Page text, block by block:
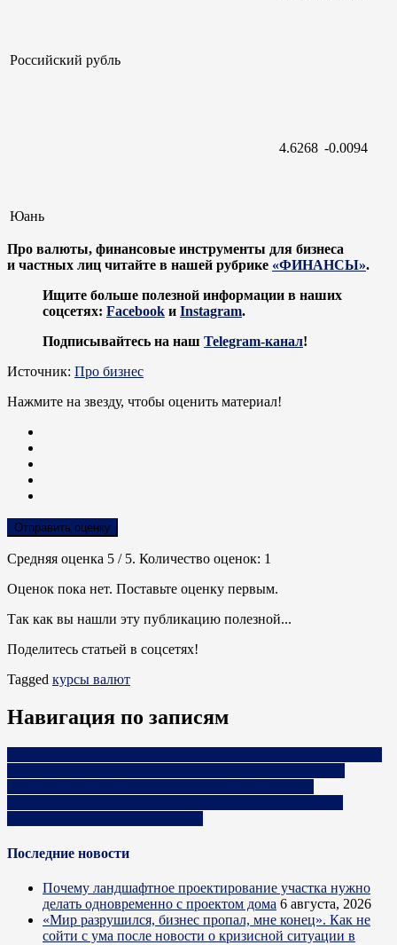
Российский рубль
Юань
4.6268 -0.0094
Про валюты, финансовые инструменты для бизнеса
и частных лиц читайте в нашей рубрике «ФИНАНСЫ».
Ищите больше полезной информации в наших
соцсетях: Facebook и Instagram.
Подписывайтесь на наш Telegram-канал!
Источник: Про бизнес
Нажмите на звезду, чтобы оценить материал!
Отправить оценку
Средняя оценка 5 / 5. Количество оценок: 1
Оценок пока нет. Поставьте оценку первым.
Так как вы нашли эту публикацию полезной...
Поделитесь статьей в соцсетях!
Tagged курсы валют
Навигация по записям
Последние новости
Почему ландшафтное проектирование участка нужно
делать одновременно с проектом дома 6 августа, 2026
«Мир разрушился, бизнес пропал, мне конец». Как не
сойти с ума после новости о кризисной ситуации в